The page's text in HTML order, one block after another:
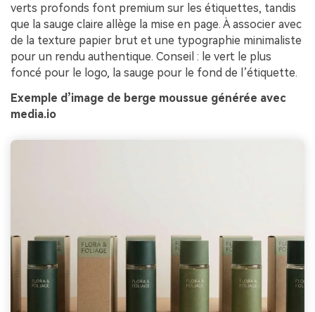
verts profonds font premium sur les étiquettes, tandis
que la sauge claire allège la mise en page. À associer avec
de la texture papier brut et une typographie minimaliste
pour un rendu authentique. Conseil : le vert le plus
foncé pour le logo, la sauge pour le fond de l’étiquette.
Exemple d’image de berge moussue générée avec
media.io